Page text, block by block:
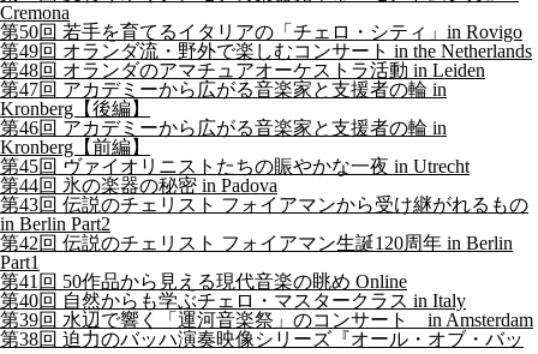
Cremona
第50回 若手を育てるイタリアの「チェロ・シティ」in Rovigo
第49回 オランダ流・野外で楽しむコンサート in the Netherlands
第48回 オランダのアマチュアオーケストラ活動 in Leiden
第47回 アカデミーから広がる音楽家と支援者の輪 in
Kronberg【後編】
第46回 アカデミーから広がる音楽家と支援者の輪 in
Kronberg【前編】
第45回 ヴァイオリニストたちの賑やかな一夜 in Utrecht
第44回 氷の楽器の秘密 in Padova
第43回 伝説のチェリスト フォイアマンから受け継がれるもの
in Berlin Part2
第42回 伝説のチェリスト フォイアマン生誕120周年 in Berlin
Part1
第41回 50作品から見える現代音楽の眺め Online
第40回 自然からも学ぶチェロ・マスタークラス in Italy
第39回 水辺で響く「運河音楽祭」のコンサート in Amsterdam
第38回 迫力のバッハ演奏映像シリーズ『オール・オブ・バッ